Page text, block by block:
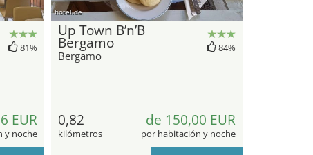
81%
EUR
y noche
hotel.de
Up Town B’n’B
Bergamo
Bergamo
84%
0,82
kilómetros
de 150,00 EUR
por habitación y noche